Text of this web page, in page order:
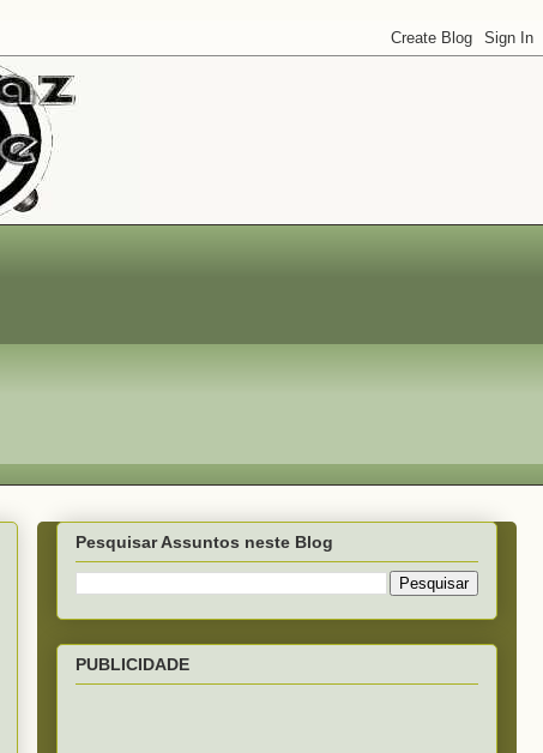
Pesquisar Assuntos neste Blog
PUBLICIDADE